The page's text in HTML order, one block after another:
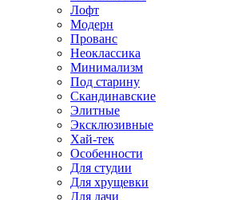
Лофт
Модерн
Прованс
Неоклассика
Минимализм
Под старину
Скандинавские
Элитные
Эксклюзивные
Хай-тек
Особенности
Для студии
Для хрущевки
Для дачи